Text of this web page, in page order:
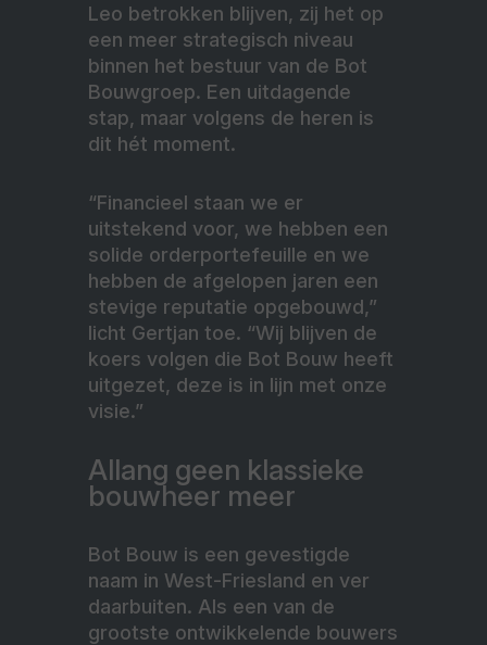
Leo betrokken blijven, zij het op
een meer strategisch niveau
binnen het bestuur van de Bot
Bouwgroep. Een uitdagende
stap, maar volgens de heren is
dit hét moment.
“Financieel staan we er
uitstekend voor, we hebben een
solide orderportefeuille en we
hebben de afgelopen jaren een
stevige reputatie opgebouwd,”
licht Gertjan toe. “Wij blijven de
koers volgen die Bot Bouw heeft
uitgezet, deze is in lijn met onze
visie.”
Allang geen klassieke
bouwheer meer
Bot Bouw is een gevestigde
naam in West-Friesland en ver
daarbuiten. Als een van de
grootste ontwikkelende bouwers